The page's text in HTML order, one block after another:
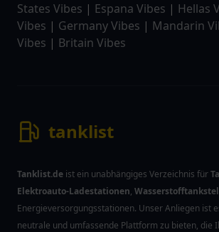
States Vibes | Espana Vibes | Hellas
Vibes | Germany Vibes | Mandarin
Vibes | Britain Vibes
tanklist
Tanklist.de ist ein unabhängiges Verzeichnis für
Elektroauto-Ladestationen,
Energieversorgungsstationen. Unser Anliegen ist
neutrale und umfassende Plattform zu bieten, die